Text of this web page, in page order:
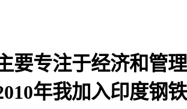
要专注于经济和管
年我加入印度钢